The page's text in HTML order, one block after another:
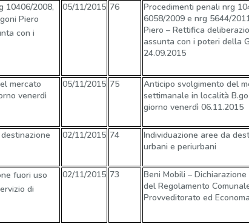
10406/2008,
Piero 
con i
05/11/2015 76
Procedimenti penali nrg
6058/2009 e nrg 5644/
Piero – Rettifica
assunta con i poteri della
24.09.2015
mercato
venerdì
05/11/2015 75
Anticipo svolgimento del
settimanale in località
giorno venerdì 06.11.2015
02/11/2015 74
Individuazione aree da
urbani e periurbani
fuori uso 
di
02/11/2015 73
Beni Mobili –
del Regolamento
Provveditorato ed